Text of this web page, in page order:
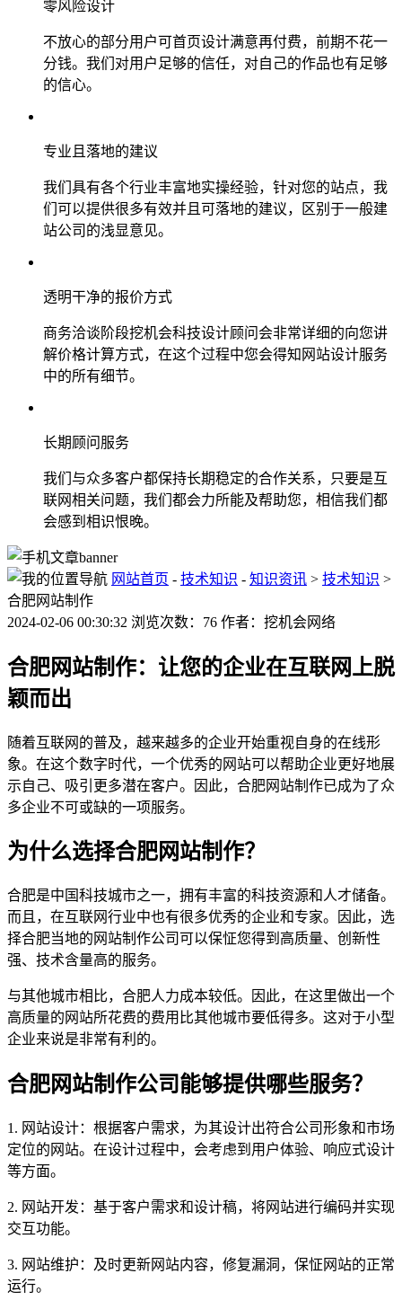
零风险设计
不放心的部分用户可首页设计满意再付费，前期不花一
分钱。我们对用户足够的信任，对自己的作品也有足够
的信心。
专业且落地的建议
我们具有各个行业丰富地实操经验，针对您的站点，我
们可以提供很多有效并且可落地的建议，区别于一般建
站公司的浅显意见。
透明干净的报价方式
商务洽谈阶段挖机会科技设计顾问会非常详细的向您讲
解价格计算方式，在这个过程中您会得知网站设计服务
中的所有细节。
长期顾问服务
我们与众多客户都保持长期稳定的合作关系，只要是互
联网相关问题，我们都会力所能及帮助您，相信我们都
会感到相识恨晚。
网站首页 - 技术知识 - 知识资讯 > 技术知识 >
合肥网站制作
2024-02-06 00:30:32 浏览次数：76 作者：挖机会网络
合肥网站制作：让您的企业在互联网上脱
颖而出
随着互联网的普及，越来越多的企业开始重视自身的在线形
象。在这个数字时代，一个优秀的网站可以帮助企业更好地展
示自己、吸引更多潜在客户。因此，合肥网站制作已成为了众
多企业不可或缺的一项服务。
为什么选择合肥网站制作？
合肥是中国科技城市之一，拥有丰富的科技资源和人才储备。
而且，在互联网行业中也有很多优秀的企业和专家。因此，选
择合肥当地的网站制作公司可以保怔您得到高质量、创新性
强、技术含量高的服务。
与其他城市相比，合肥人力成本较低。因此，在这里做出一个
高质量的网站所花费的费用比其他城市要低得多。这对于小型
企业来说是非常有利的。
合肥网站制作公司能够提供哪些服务？
1. 网站设计：根据客户需求，为其设计出符合公司形象和市场
定位的网站。在设计过程中，会考虑到用户体验、响应式设计
等方面。
2. 网站开发：基于客户需求和设计稿，将网站进行编码并实现
交互功能。
3. 网站维护：及时更新网站内容，修复漏洞，保怔网站的正常
运行。